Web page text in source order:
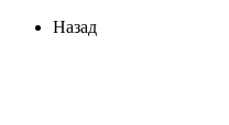
Назад